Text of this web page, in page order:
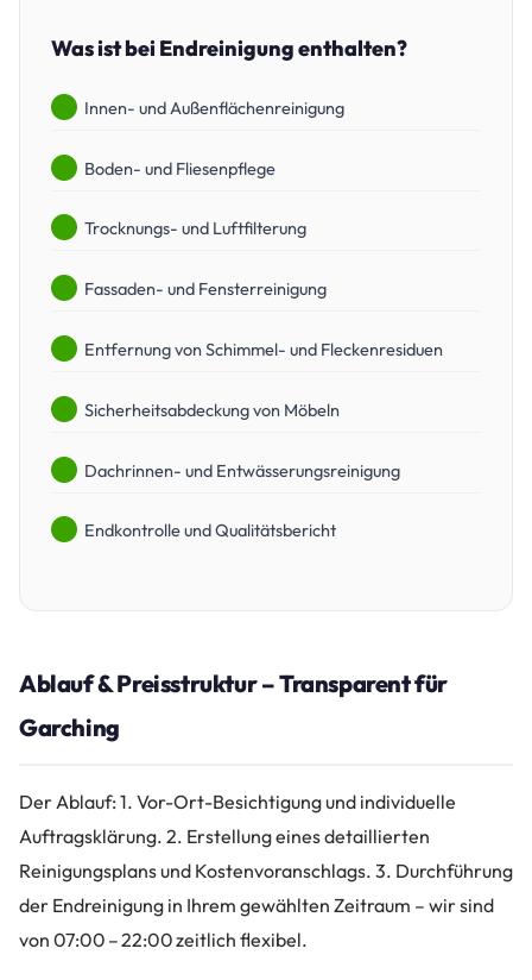
Was ist bei Endreinigung enthalten?
Innen- und Außenflächenreinigung
Boden- und Fliesenpflege
Trocknungs- und Luftfilterung
Fassaden- und Fensterreinigung
Entfernung von Schimmel- und Fleckenresiduen
Sicherheitsabdeckung von Möbeln
Dachrinnen- und Entwässerungsreinigung
Endkontrolle und Qualitätsbericht
Ablauf & Preisstruktur – Transparent für
Garching
Der Ablauf: 1. Vor-Ort-Besichtigung und individuelle
Auftragsklärung. 2. Erstellung eines detaillierten
Reinigungsplans und Kostenvoranschlags. 3. Durchführung
der Endreinigung in Ihrem gewählten Zeitraum – wir sind
von 07:00 – 22:00 zeitlich flexibel.